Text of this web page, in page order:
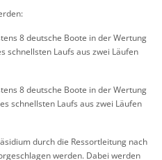
8 deutsche Boote in der Wertung
schnellsten Laufs aus zwei Läufen
8 deutsche Boote in der Wertung
schnellsten Laufs aus zwei Läufen
durch die Ressortleitung nach
werden. Dabei werden